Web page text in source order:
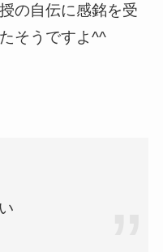
の自伝に感銘を受
そうですよ^^